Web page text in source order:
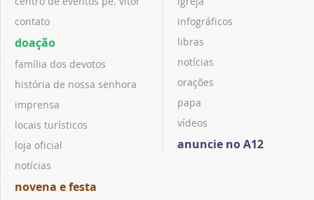
contato
doação
família dos devotos
história de nossa senhora
imprensa
locais turísticos
loja oficial
notícias
novena e festa
infográficos
libras
notícias
orações
papa
vídeos
anuncie no A12